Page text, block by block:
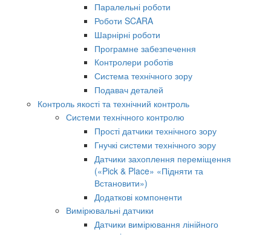
Паралельні роботи
Роботи SCARA
Шарнірні роботи
Програмне забезпечення
Контролери роботів
Система технічного зору
Подавач деталей
Контроль якості та технічний контроль
Системи технічного контролю
Прості датчики технічного зору
Гнучкі системи технічного зору
Датчики захоплення переміщення
(«Pick & Place» «Підняти та
Встановити»)
Додаткові компоненти
Вимірювальні датчики
Датчики вимірювання лінійного